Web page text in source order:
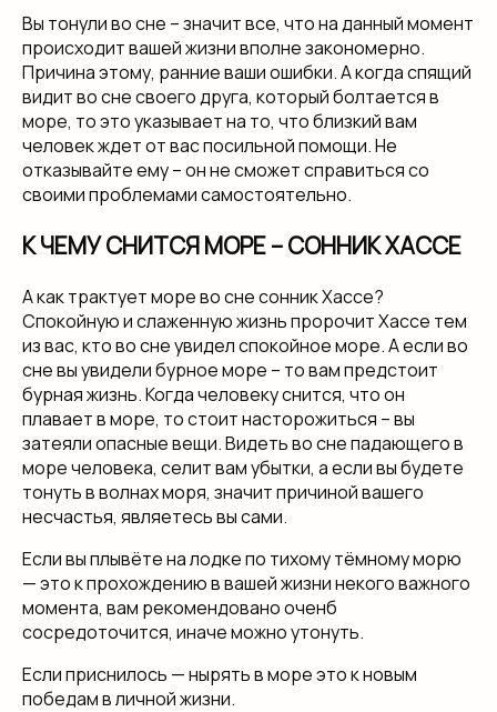
Вы тонули во сне – значит все, что на данный момент
происходит вашей жизни вполне закономерно.
Причина этому, ранние ваши ошибки. А когда спящий
видит во сне своего друга, который болтается в
море, то это указывает на то, что близкий вам
человек ждет от вас посильной помощи. Не
отказывайте ему – он не сможет справиться со
своими проблемами самостоятельно.
К ЧЕМУ СНИТСЯ МОРЕ – СОННИК ХАССЕ
А как трактует море во сне сонник Хассе?
Спокойную и слаженную жизнь пророчит Хассе тем
из вас, кто во сне увидел спокойное море. А если во
сне вы увидели бурное море – то вам предстоит
бурная жизнь. Когда человеку снится, что он
плавает в море, то стоит насторожиться – вы
затеяли опасные вещи. Видеть во сне падающего в
море человека, селит вам убытки, а если вы будете
тонуть в волнах моря, значит причиной вашего
несчастья, являетесь вы сами.
Если вы плывёте на лодке по тихому тёмному морю
— это к прохождению в вашей жизни некого важного
момента, вам рекомендовано оченб
сосредоточится, иначе можно утонуть.
Если приснилось — нырять в море это к новым
победам в личной жизни.